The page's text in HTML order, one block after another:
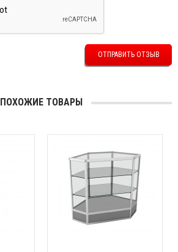
ОТПРАВИТЬ ОТЗЫВ
ПОХОЖИЕ ТОВАРЫ